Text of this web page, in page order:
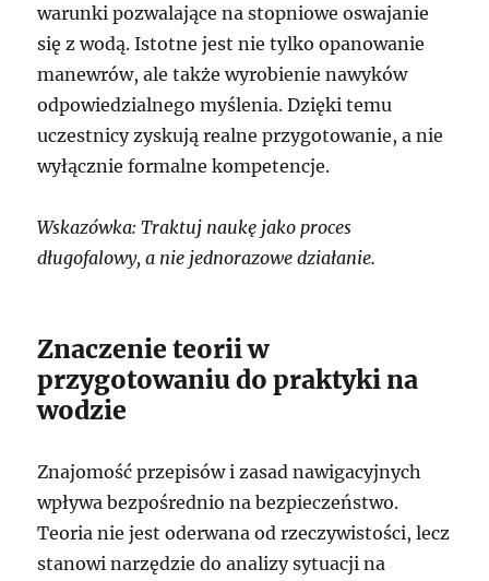
warunki pozwalające na stopniowe oswajanie
się z wodą. Istotne jest nie tylko opanowanie
manewrów, ale także wyrobienie nawyków
odpowiedzialnego myślenia. Dzięki temu
uczestnicy zyskują realne przygotowanie, a nie
wyłącznie formalne kompetencje.
Wskazówka: Traktuj naukę jako proces
długofalowy, a nie jednorazowe działanie.
Znaczenie teorii w
przygotowaniu do praktyki na
wodzie
Znajomość przepisów i zasad nawigacyjnych
wpływa bezpośrednio na bezpieczeństwo.
Teoria nie jest oderwana od rzeczywistości, lecz
stanowi narzędzie do analizy sytuacji na